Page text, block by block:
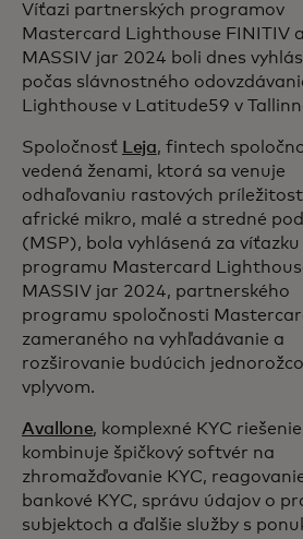
Víťazi partnerských programov
Mastercard Lighthouse FINITIV a
MASSIV jar 2024 boli dnes
počas slávnostného
Lighthouse v Latitude59 v
Spoločnosť Leja, fintech
vedená ženami, ktorá sa venuje
odhaľovaniu rastových
africké mikro, malé a stredné
(MSP), bola vyhlásená za víťazku
programu Mastercard
MASSIV jar 2024, partnerského
programu spoločnosti
zameraného na vyhľadávanie a
rozširovanie budúcich
vplyvom.
Avallone, komplexné KYC
kombinuje špičkový softvér na
zhromažďovanie KYC,
bankové KYC, správu údajov o
subjektoch a ďalšie služby s